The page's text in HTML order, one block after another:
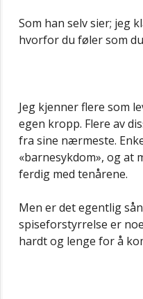
Som han selv sier; jeg
hvorfor du føler som
Jeg kjenner flere som
egen kropp. Flere av
fra sine nærmeste.
«barnesykdom», og at
ferdig med tenårene.
Men er det egentlig
spiseforstyrrelse er
hardt og lenge for å